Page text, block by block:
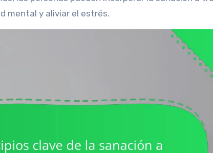
mental y aliviar el estrés.